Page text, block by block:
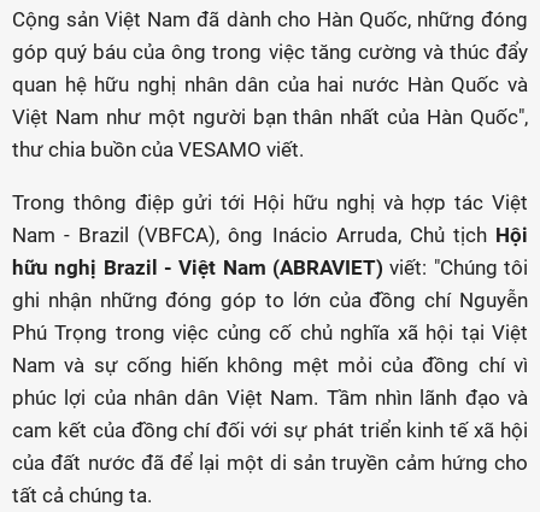
Cộng sản Việt Nam đã dành cho Hàn Quốc, những đóng
góp quý báu của ông trong việc tăng cường và thúc đẩy
quan hệ hữu nghị nhân dân của hai nước Hàn Quốc và
Việt Nam như một người bạn thân nhất của Hàn Quốc",
thư chia buồn của VESAMO viết.
Trong thông điệp gửi tới Hội hữu nghị và hợp tác Việt
Nam - Brazil (VBFCA), ông Inácio Arruda, Chủ tịch Hội
hữu nghị Brazil - Việt Nam (ABRAVIET) viết: "Chúng tôi
ghi nhận những đóng góp to lớn của đồng chí Nguyễn
Phú Trọng trong việc củng cố chủ nghĩa xã hội tại Việt
Nam và sự cống hiến không mệt mỏi của đồng chí vì
phúc lợi của nhân dân Việt Nam. Tầm nhìn lãnh đạo và
cam kết của đồng chí đối với sự phát triển kinh tế xã hội
của đất nước đã để lại một di sản truyền cảm hứng cho
tất cả chúng ta.